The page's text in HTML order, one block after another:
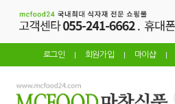
로그인 회원가입 마이샵